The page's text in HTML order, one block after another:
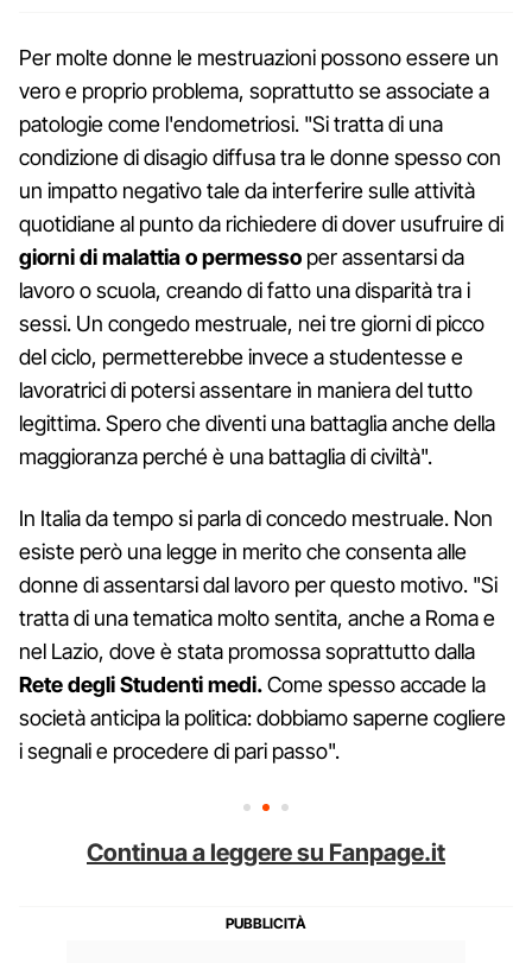
Per molte donne le mestruazioni possono essere un
vero e proprio problema, soprattutto se associate a
patologie come l'endometriosi. "Si tratta di una
condizione di disagio diffusa tra le donne spesso con
un impatto negativo tale da interferire sulle attività
quotidiane al punto da richiedere di dover usufruire di
giorni di malattia o permesso per assentarsi da
lavoro o scuola, creando di fatto una disparità tra i
sessi. Un congedo mestruale, nei tre giorni di picco
del ciclo, permetterebbe invece a studentesse e
lavoratrici di potersi assentare in maniera del tutto
legittima. Spero che diventi una battaglia anche della
maggioranza perché è una battaglia di civiltà".
In Italia da tempo si parla di concedo mestruale. Non
esiste però una legge in merito che consenta alle
donne di assentarsi dal lavoro per questo motivo. "Si
tratta di una tematica molto sentita, anche a Roma e
nel Lazio, dove è stata promossa soprattutto dalla
Rete degli Studenti medi.Come spesso accade la
società anticipa la politica: dobbiamo saperne cogliere
i segnali e procedere di pari passo".
Continua a leggere su Fanpage.it